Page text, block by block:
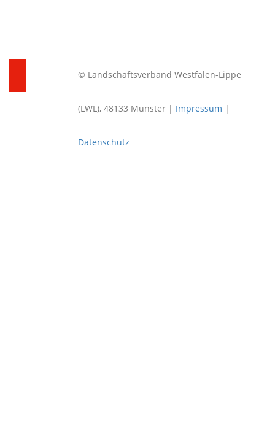
© Landschaftsverband Westfalen-Lippe
(LWL), 48133 Münster | Impressum |
Datenschutz